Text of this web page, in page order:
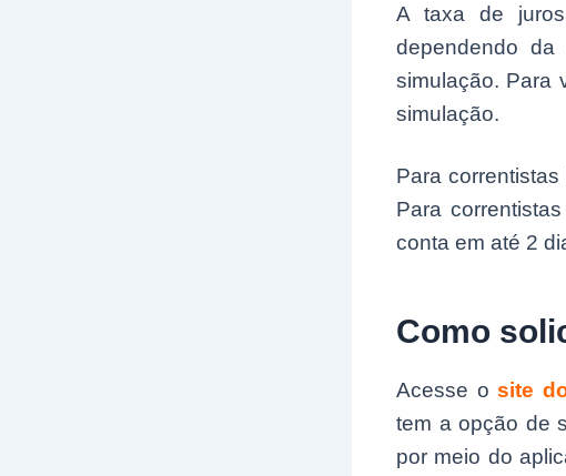
A taxa de
dependendo
simulação. Para
simulação.
Para
Para
conta em até 2
Como
Acesse o site
tem a opção de
por meio do